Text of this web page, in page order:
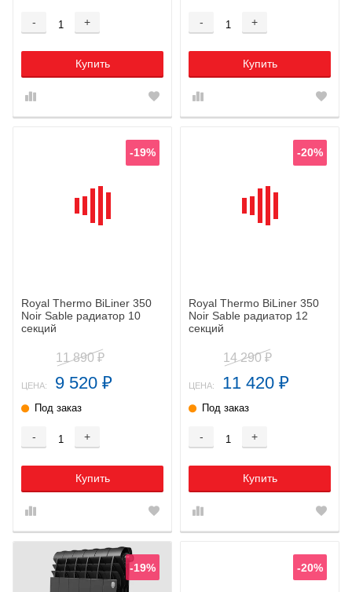
- +
Купить
- +
Купить
-19%
Royal Thermo BiLiner 350
Noir Sable радиатор 10
секций
11 890 ₽
ЦЕНА: 9 520 ₽
Под заказ
- +
Купить
-20%
Royal Thermo BiLiner 350
Noir Sable радиатор 12
секций
14 290 ₽
ЦЕНА: 11 420 ₽
Под заказ
- +
Купить
-19% -20%